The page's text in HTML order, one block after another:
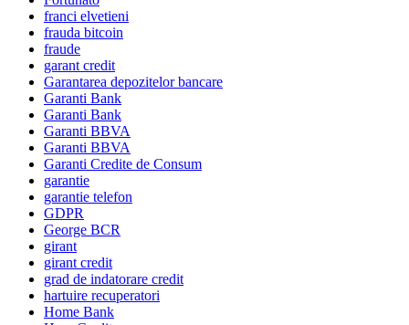
franci elvetieni
frauda bitcoin
fraude
garant credit
Garantarea depozitelor bancare
Garanti Bank
Garanti Bank
Garanti BBVA
Garanti BBVA
Garanti Credite de Consum
garantie
garantie telefon
GDPR
George BCR
girant
girant credit
grad de indatorare credit
hartuire recuperatori
Home Bank